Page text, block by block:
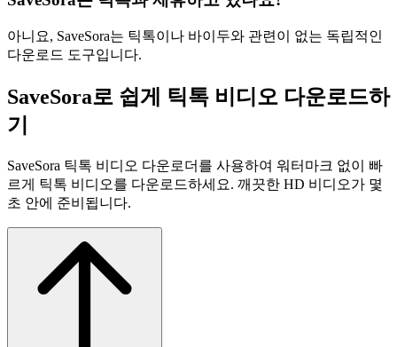
아니요, SaveSora는 틱톡이나 바이두와 관련이 없는 독립적인
다운로드 도구입니다.
SaveSora로 쉽게 틱톡 비디오 다운로드하
기
SaveSora 틱톡 비디오 다운로더를 사용하여 워터마크 없이 빠
르게 틱톡 비디오를 다운로드하세요. 깨끗한 HD 비디오가 몇
초 안에 준비됩니다.